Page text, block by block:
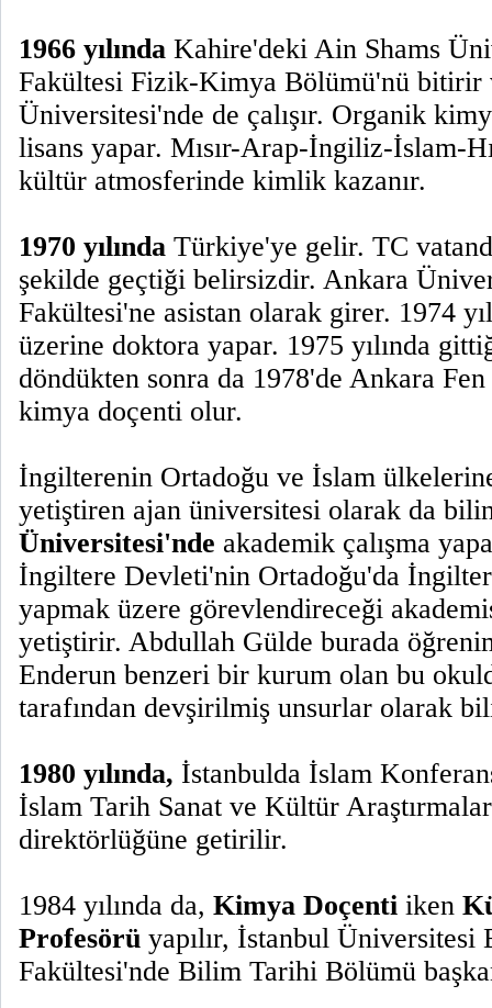
1966 yılında Kahire'deki Ain Shams
Fakültesi Fizik-Kimya Bölümü'nü bitirir
Üniversitesi'nde de çalışır. Organik
lisans yapar. Mısır-Arap-İngiliz-İslam-
kültür atmosferinde kimlik kazanır.
1970 yılında Türkiye'ye gelir. TC
şekilde geçtiği belirsizdir. Ankara
Fakültesi'ne asistan olarak girer. 1974
üzerine doktora yapar. 1975 yılında
döndükten sonra da 1978'de Ankara
kimya doçenti olur.
İngilterenin Ortadoğu ve İslam
yetiştiren ajan üniversitesi olarak da
Üniversitesi'nde akademik çalışma
İngiltere Devleti'nin Ortadoğu'da
yapmak üzere görevlendireceği
yetiştirir. Abdullah Gülde burada
Enderun benzeri bir kurum olan bu
tarafından devşirilmiş unsurlar olarak
1980 yılında, İstanbulda İslam
İslam Tarih Sanat ve Kültür
direktörlüğüne getirilir.
1984 yılında da, Kimya Doçenti iken
Profesörü yapılır, İstanbul Üniversitesi
Fakültesi'nde Bilim Tarihi Bölümü